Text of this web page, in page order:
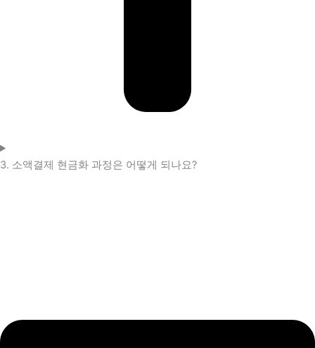
3. 소액결제 현금화 과정은 어떻게 되나요?